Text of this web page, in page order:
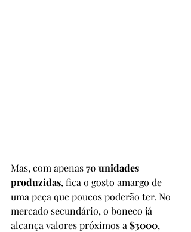
Mas, com apenas 70 unidades
produzidas, fica o gosto amargo de
uma peça que poucos poderão ter. No
mercado secundário, o boneco já
alcança valores próximos a $3000,